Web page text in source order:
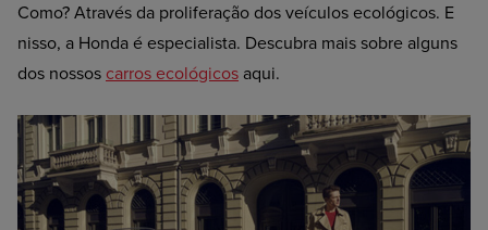
Como? Através da proliferação dos veículos ecológicos. E
nisso, a Honda é especialista. Descubra mais sobre alguns
dos nossos carros ecológicos aqui.